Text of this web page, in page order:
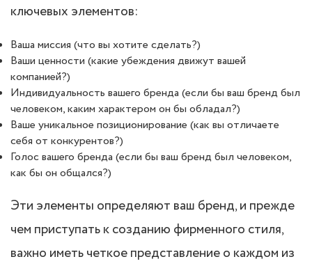
ключевых элементов:
Ваша миссия (что вы хотите сделать?)
Ваши ценности (какие убеждения движут вашей
компанией?)
Индивидуальность вашего бренда (если бы ваш бренд был
человеком, каким характером он бы обладал?)
Ваше уникальное позиционирование (как вы отличаете
себя от конкурентов?)
Голос вашего бренда (если бы ваш бренд был человеком,
как бы он общался?)
Эти элементы определяют ваш бренд, и прежде
чем приступать к созданию фирменного стиля,
важно иметь четкое представление о каждом из